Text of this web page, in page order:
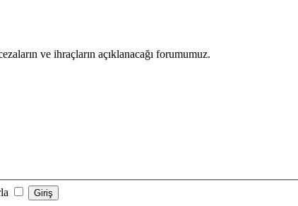
ve ihraçların açıklanacağı forumumuz.